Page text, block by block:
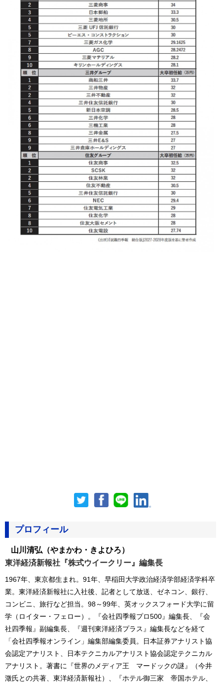
プロフィール
山川清弘 （やまかわ・きよひろ）
東洋経済新報社『株式ウイークリー』編集長
1967年、東京都生まれ。91年、早稲田大学政治経済学部経済学科卒
業。東洋経済新報社に入社後、記者として放送、ゼネコン、銀行、
コンビニ、旅行など担当。98～99年、英オックスフォード大学に留
学（ロイター・フェロー）。『会社四季報プロ500』編集長、『会
社四季報』副編集長、『週刊東洋経済プラス』編集長などを経て
「会社四季報オンライン」編集部編集委員。日本証券アナリスト協
会認定アナリスト、日本テクニカルアナリスト協会認定テクニカル
アナリスト。著書に『世界のメディア王 マードックの謎』（今井
澂氏との共著、東洋経済新報社）、『ホテル御三家 帝国ホテル、